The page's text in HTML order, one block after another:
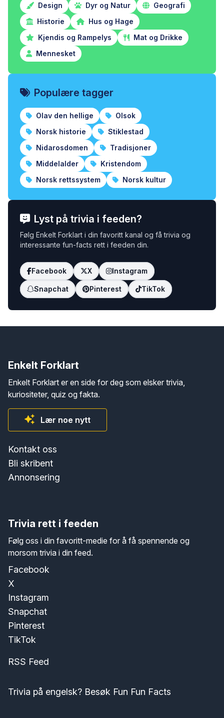
Design Dyr og Natur
Geografi
Historie
Hus og Hage
Kjendis og Rampelys
Mat og Drikke
Mennesket
Populære tagger
Olav den hellige
Olsok
Norsk historie
Stiklestad
Nidarosdomen
Tradisjoner
Middelalder
Kristendom
Norsk rettssystem
Norsk kultur
Lyst på trivia i feeden?
Følg Enkelt Forklart i din favoritt kanal og få trivia og
interessante fun-facts rett i feeden din.
Facebook X Instagram
Snapchat Pinterest TikTok
Enkelt Forklart
Enkelt Forklart er en side for deg som elsker trivia,
kuriositeter, quiz og fakta.
Lær noe nytt
Kontakt oss
Bli skribent
Annonsering
Trivia rett i feeden
Følg oss i din favoritt-medie for å få spennende og
morsom trivia i din feed.
Facebook
X
Instagram
Snapchat
Pinterest
TikTok
RSS Feed
Trivia på engelsk? Besøk Fun Fun Facts